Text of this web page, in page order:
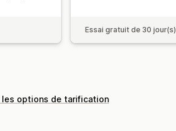
Essai gratuit de 30 jour(s)
options de tarification